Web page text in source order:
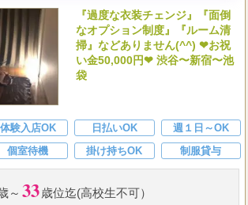
『過度な衣装チェンジ』『面倒
なオプション制度』『ルーム清
掃』などありません(^^) ❤お祝
い金50,000円❤ 渋谷〜新宿〜池
袋
体験入店OK 日払いOK
週１日～OK
個室待機 掛け持ちOK 制服貸与
～ 33歳位迄(高校生不可）